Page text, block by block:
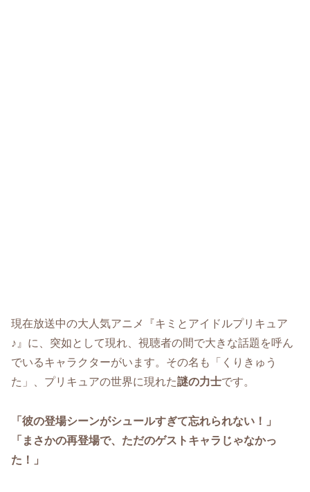
現在放送中の大人気アニメ『キミとアイドルプリキュア
♪』に、突如として現れ、視聴者の間で大きな話題を呼ん
でいるキャラクターがいます。その名も「くりきゅう
た」、プリキュアの世界に現れた謎の力士です。
「彼の登場シーンがシュールすぎて忘れられない！」
「まさかの再登場で、ただのゲストキャラじゃなかっ
た！」